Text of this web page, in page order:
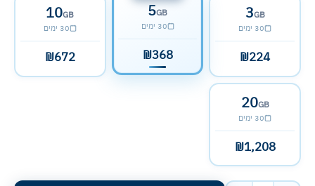
3GB
30 ימים
₪224
5GB
30 ימים
₪368
10GB
30 ימים
₪672
20GB
30 ימים
₪1,208